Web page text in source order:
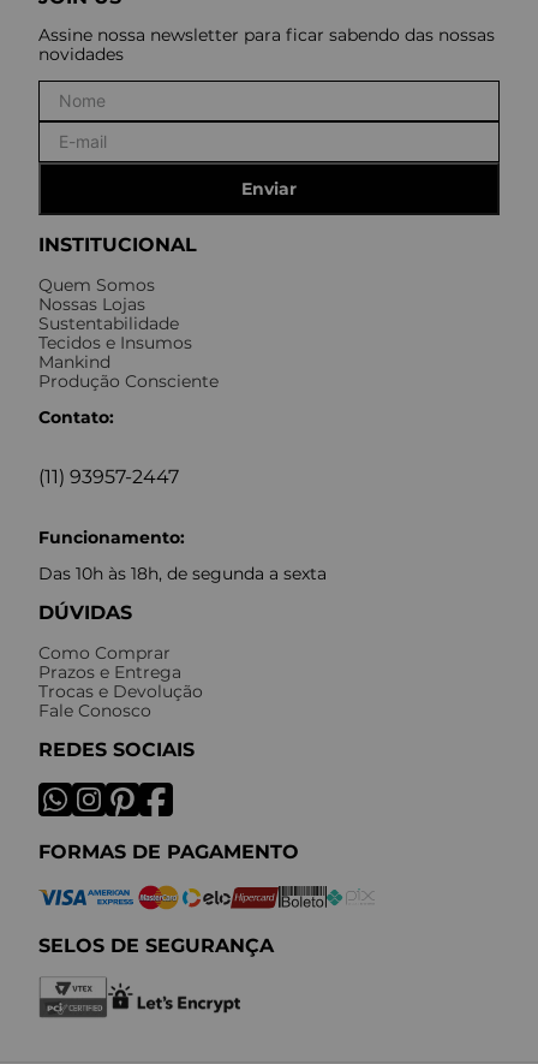
INSTITUCIONAL
Quem Somos
Nossas Lojas
Sustentabilidade
Tecidos e Insumos
Mankind
Produção Consciente
Contato:
(11) 93957-2447
Funcionamento:
Das 10h às 18h, de segunda a sexta
DÚVIDAS
Como Comprar
Prazos e Entrega
Trocas e Devolução
Fale Conosco
REDES SOCIAIS
FORMAS DE PAGAMENTO
SELOS DE SEGURANÇA
Assine nossa newsletter para ficar sabendo das nossas
novidades
Enviar